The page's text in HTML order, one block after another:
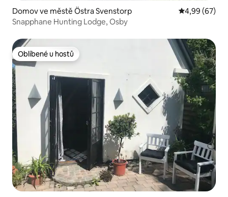
Domov ve městě Östra Svenstorp Průměrné
4,99 (67)
Snapphane Hunting Lodge, Osby
Oblíbené u hostů
Oblíbené u hostů